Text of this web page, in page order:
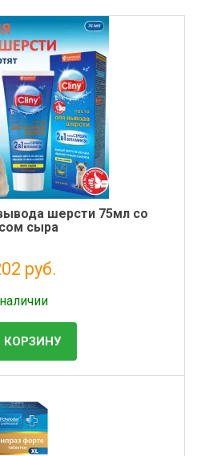
шерсти 75мл со
сыра
руб.
КОРЗИНУ